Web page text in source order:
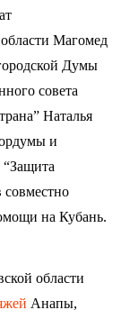
Магомед
Думы
совета
Наталья
и
“Защита
на Кубань.
области
Анапы,